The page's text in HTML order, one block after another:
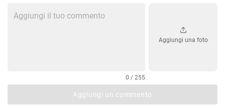
0 / 255
Aggiungi una foto
Aggiungi un commento